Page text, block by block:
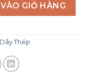
is:
₫950,000.
GIỎ HÀNG
Dây Thép